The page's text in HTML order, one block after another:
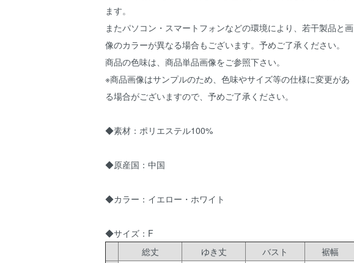
ます。
またパソコン・スマートフォンなどの環境により、若干製品と画
像のカラーが異なる場合もございます。予めご了承ください。
商品の色味は、商品単品画像をご参照下さい。
※商品画像はサンプルのため、色味やサイズ等の仕様に変更があ
る場合がございますので、予めご了承ください。
◆素材：ポリエステル100%
◆原産国：中国
◆カラー：イエロー・ホワイト
◆サイズ：F
総丈
ゆき丈 バスト
裾幅